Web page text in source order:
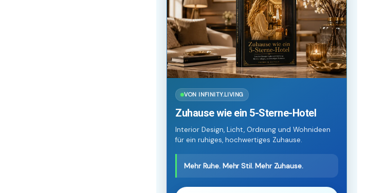
VON INFINITY.LIVING
Zuhause wie ein 5-Sterne-Hotel
Interior Design, Licht, Ordnung und Wohnideen
für ein ruhiges, hochwertiges Zuhause.
Mehr Ruhe. Mehr Stil. Mehr Zuhause.